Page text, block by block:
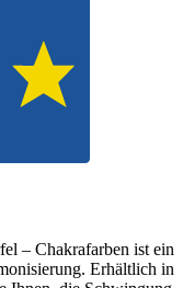
– Chakrafarben ist ein
Erhältlich in